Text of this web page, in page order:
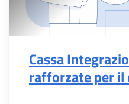
Cassa
rafforzate per il